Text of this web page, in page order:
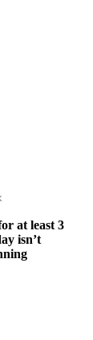
at least 3
isn’t